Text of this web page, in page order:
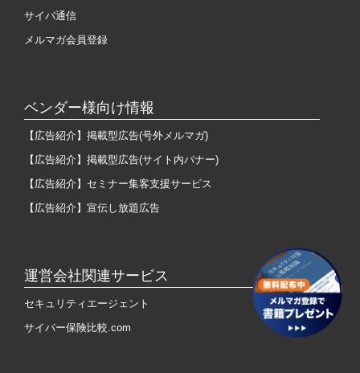
サイバ通信
メルマガ会員登録
ベンダー様向け情報
【広告紹介】掲載型広告(号外メルマガ)
【広告紹介】掲載型広告(サイト内バナー)
【広告紹介】セミナー集客支援サービス
【広告紹介】宣伝し放題広告
運営会社関連サービス
セキュリティエージェント
サイバー保険比較.com